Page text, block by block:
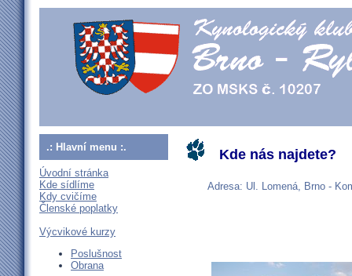
.: Hlavní menu :.
Úvodní stránka
Kde sídlíme
Kdy cvičíme
Členské poplatky
Výcvikové kurzy
Poslušnost
Obrana
Kde nás najdete?
Adresa: Ul. Lomená, Brno -